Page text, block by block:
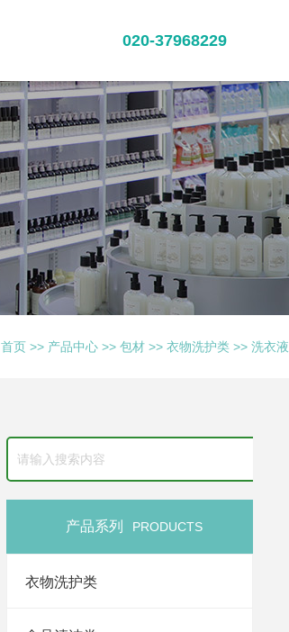
020-37968229
首页 >> 产品中心 >> 包材 >> 衣物洗护类 >> 洗衣液
产品系列 PRODUCTS
衣物洗护类